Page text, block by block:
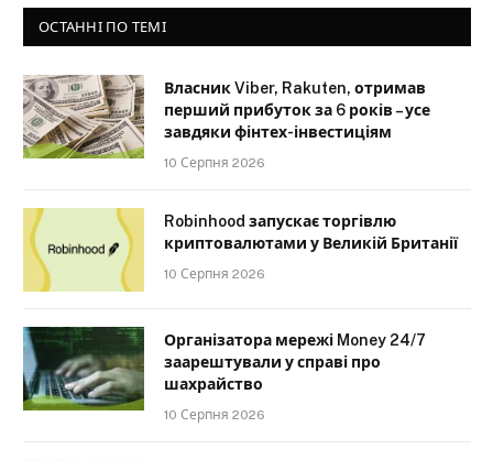
ОСТАННІ ПО ТЕМІ
Власник Viber, Rakuten, отримав
перший прибуток за 6 років – усе
завдяки фінтех-інвестиціям
10 Серпня 2026
Robinhood запускає торгівлю
криптовалютами у Великій Британії
10 Серпня 2026
Організатора мережі Money 24/7
заарештували у справі про
шахрайство
10 Серпня 2026